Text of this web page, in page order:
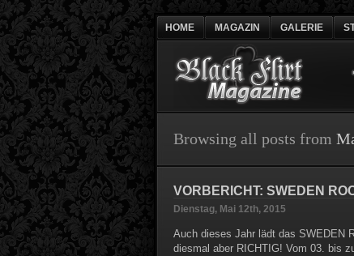
Browsing all posts from
VORBERICHT: SWEDEN
Dienstag, Mai 12th, 2015
Auch dieses Jahr lädt das SWEDEN
diesmal aber RICHTIG! Vom 03. bis
HOME MAGAZIN GALERIE